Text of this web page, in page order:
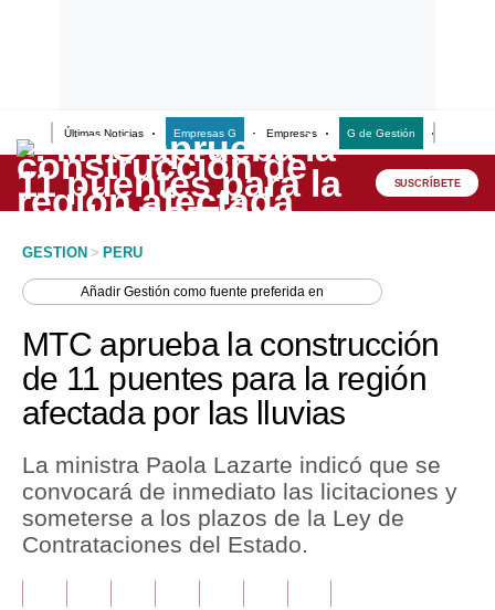
Últimas Noticias Empresas G Empresas G de Gestión
Lo último
Peru Quiosco
Economía
Mercados
Política
Tu Dinero
Finanzas Personales
SUSCRÍBETE
GESTION > PERU
AñadirGestión como fuente preferida en
MTC aprueba la construcción
de 11 puentes para la región
afectada por las lluvias
La ministra Paola Lazarte indicó que se
convocará de inmediato las licitaciones y
someterse a los plazos de la Ley de
Contrataciones del Estado.